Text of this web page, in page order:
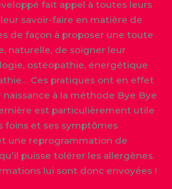
fait appel à toutes leurs
savoir-faire en matière de
de façon à proposer une toute
naturelle, de soigner leur
ostéopathie, énergétique
Ces pratiques ont en effet
à la méthode Bye Bye
est particulièrement utile
foins et ses symptômes
une reprogrammation de
puisse tolérer les allergènes.
lui sont donc envoyées !